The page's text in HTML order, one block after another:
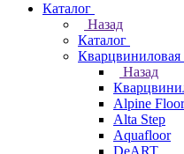
Каталог
Назад
Каталог
Кварцвиниловая
Назад
Alpine Floor
Alta Step
Aquafloor
DeART